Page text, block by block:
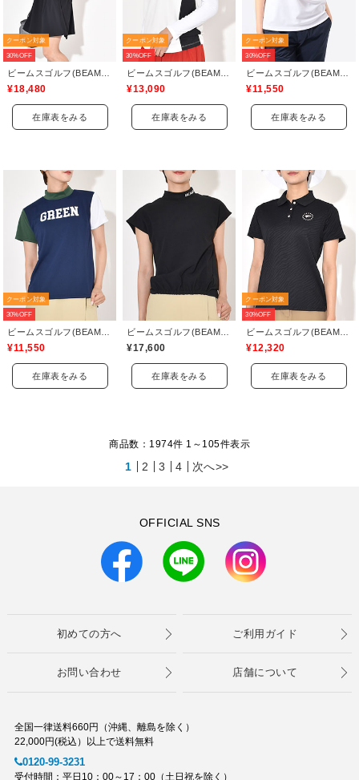
クーポン対象
30%OFF
¥18,480
在庫表をみる
クーポン対象
30%OFF
¥13,090
在庫表をみる
クーポン対象
30%OFF
¥11,550
在庫表をみる
クーポン対象
30%OFF
¥11,550
在庫表をみる
¥17,600
在庫表をみる
クーポン対象
30%OFF
¥12,320
在庫表をみる
商品数：1974件 1～ 105件表示
1 2 3 4 次へ>>
OFFICIAL SNS
初めての方へ ご利用ガイド
お問い合わせ 店舗について
全国一律送料660円（沖縄、離島を除く）
22,000円(税込）以上で送料無料
0120-99-3231
受付時間：平日10：00～17：00（土日祝を除く）